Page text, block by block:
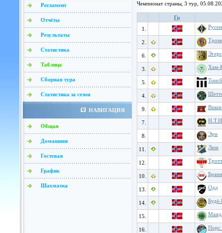
Регламент
Отчёты
Результаты
Статистика
Таблица
Сборная тура
Статистика за сезон
НАВИГАЦИЯ
Общая
Домашняя
Гостевая
График
Шахматка
Чемпионат страны, 3 тур,
Гр
1.
2.
6.
3. Хам-
5.
4.
9.
7.
8. Эрн
11. Люн
12. Тротт
10. Бранн
13. Одд
14. Будё-
15.
16. Порс